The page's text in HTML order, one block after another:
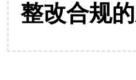
整改合规